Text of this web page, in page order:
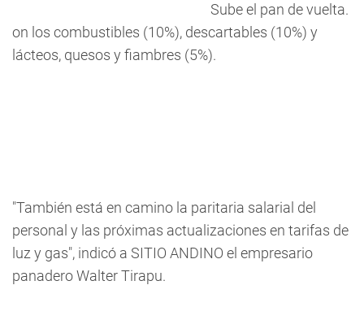
Sube el pan de vuelta.
on los combustibles (10%), descartables (10%) y
lácteos, quesos y fiambres (5%).
"También está en camino la paritaria salarial del
personal y las próximas actualizaciones en tarifas de
luz y gas", indicó a SITIO ANDINO el empresario
panadero Walter Tirapu.